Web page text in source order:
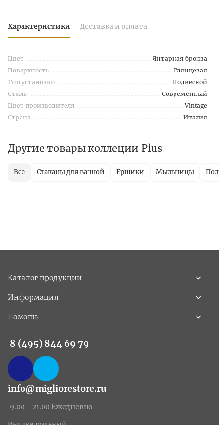
Характеристики Доставка и оплата
Цвет
Янтарная бронза
Поверхность
Глянцевая
Тип установки
Подвесной
Стиль
Современный
Цвет производителя
Vintage
Страна
Италия
Другие товары коллеции Plus
Все Стаканы для ванной Ершики Мыльницы
Каталог продукции
Информация
Помощь
8 (495) 844 69 79
info@migliorestore.ru
9.00 - 21.00 Ежедневно